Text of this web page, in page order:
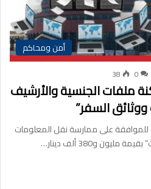
أمن ومحاكم
0
38
ملفات الجنسية والأرشيف
ووثائق السفر”
للموافقة على ممارسة نقل المعلومات
و380 ألف دينار…